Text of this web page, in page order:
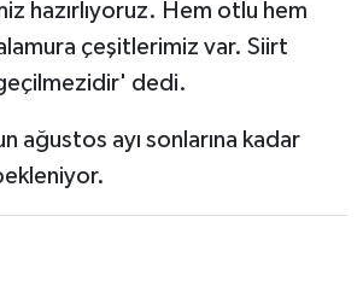
hazırlıyoruz. Hem otlu hem
çeşitlerimiz var. Siirt
dedi.
ağustos ayı sonlarına kadar